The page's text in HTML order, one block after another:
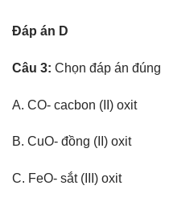
Đáp án D
Câu 3: Chọn đáp án đúng
A. CO- cacbon (II) oxit
B. CuO- đồng (II) oxit
C. FeO- sắt (III) oxit